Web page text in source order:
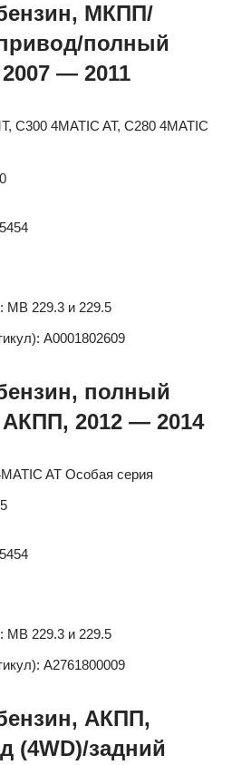
МКПП/
полный
— 2011
C300 4MATIC AT, C280 4MATIC
MB 229.3 и 229.5
A0001802609
полный
2012 — 2014
AT Особая серия
MB 229.3 и 229.5
A2761800009
АКПП,
(4WD)/задний